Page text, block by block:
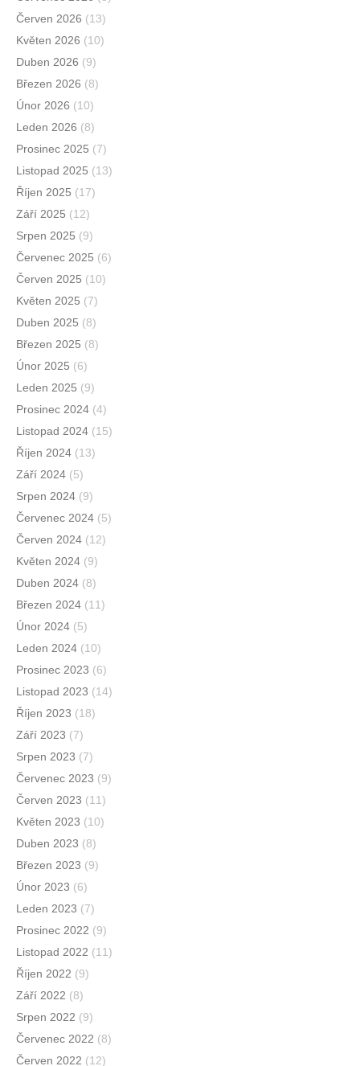
Červen 2026 (13)
Květen 2026 (10)
Duben 2026 (9)
Březen 2026 (8)
Únor 2026 (10)
Leden 2026 (8)
Prosinec 2025 (7)
Listopad 2025 (13)
Říjen 2025 (17)
Září 2025 (12)
Srpen 2025 (9)
Červenec 2025 (6)
Červen 2025 (10)
Květen 2025 (7)
Duben 2025 (8)
Březen 2025 (8)
Únor 2025 (6)
Leden 2025 (9)
Prosinec 2024 (4)
Listopad 2024 (15)
Říjen 2024 (13)
Září 2024 (5)
Srpen 2024 (9)
Červenec 2024 (5)
Červen 2024 (12)
Květen 2024 (9)
Duben 2024 (8)
Březen 2024 (11)
Únor 2024 (5)
Leden 2024 (10)
Prosinec 2023 (6)
Listopad 2023 (14)
Říjen 2023 (18)
Září 2023 (7)
Srpen 2023 (7)
Červenec 2023 (9)
Červen 2023 (11)
Květen 2023 (10)
Duben 2023 (8)
Březen 2023 (9)
Únor 2023 (6)
Leden 2023 (7)
Prosinec 2022 (9)
Listopad 2022 (11)
Říjen 2022 (9)
Září 2022 (8)
Srpen 2022 (9)
Červenec 2022 (8)
Červen 2022 (12)